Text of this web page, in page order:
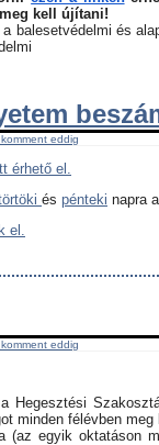
kell újítani!
balesetvédelmi és
eddig
érhető el.
és pénteki napra
el.
eddig
Hegesztési
minden félévben meg
(az egyik oktatáson